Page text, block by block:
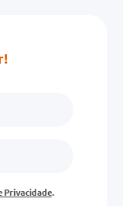
Privacidade.